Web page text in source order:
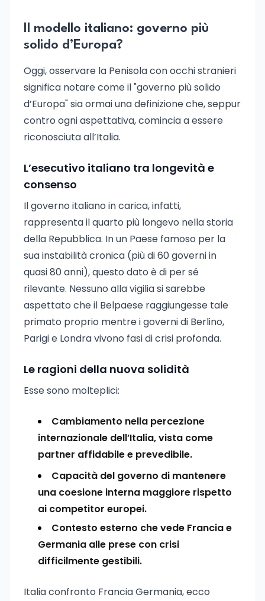
Il modello italiano: governo più
solido d’Europa?
Oggi, osservare la Penisola con occhi stranieri
significa notare come il "governo più solido
d’Europa" sia ormai una definizione che, seppur
contro ogni aspettativa, comincia a essere
riconosciuta all’Italia.
L’esecutivo italiano tra longevità e
consenso
Il governo italiano in carica, infatti,
rappresenta il quarto più longevo nella storia
della Repubblica. In un Paese famoso per la
sua instabilità cronica (più di 60 governi in
quasi 80 anni), questo dato è di per sé
rilevante. Nessuno alla vigilia si sarebbe
aspettato che il Belpaese raggiungesse tale
primato proprio mentre i governi di Berlino,
Parigi e Londra vivono fasi di crisi profonda.
Le ragioni della nuova solidità
Esse sono molteplici:
Cambiamento nella percezione
internazionale dell’Italia, vista come
partner affidabile e prevedibile.
Capacità del governo di mantenere
una coesione interna maggiore rispetto
ai competitor europei.
Contesto esterno che vede Francia e
Germania alle prese con crisi
difficilmente gestibili.
Italia confronto Francia Germania, ecco